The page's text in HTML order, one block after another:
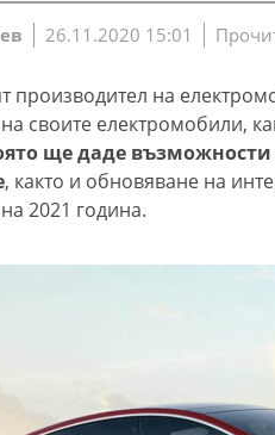
26.11.2020 15:01
производител на
своите електромобили,
ще даде
, както и обновяване на
2021 година.